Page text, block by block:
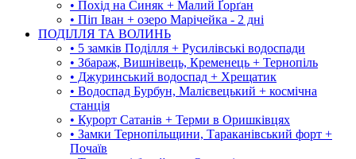
• Похід на Синяк + Малий Ґорґан
• Піп Іван + озеро Марічейка - 2 дні
ПОДІЛЛЯ ТА ВОЛИНЬ
• 5 замків Поділля + Русилівські водоспади
• Збараж, Вишнівець, Кременець + Тернопіль
• Джуринський водоспад + Хрещатик
• Водоспад Бурбун, Малієвецький + космічна
станція
• Курорт Сатанів + Терми в Оришківцях
• Замки Тернопільщини, Тараканівський форт +
Почаїв